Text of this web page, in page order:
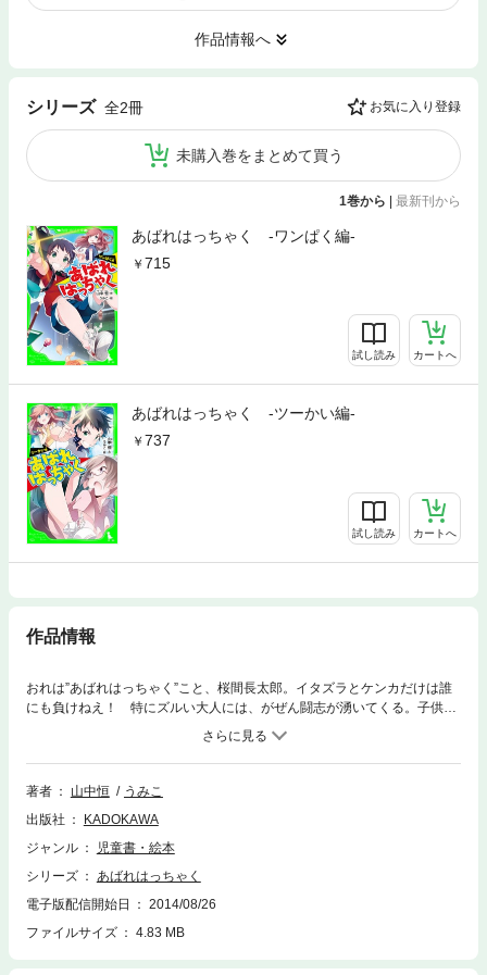
作品情報へ
シリーズ 全2冊 お気に入り登録
未購入巻をまとめて買う
1巻から | 最新刊から
あばれはっちゃく ‐ワンぱく編‐
715
試し読み カートへ
あばれはっちゃく ‐ツーかい編‐
737
試し読み カートへ
作品情報
おれは”あばれはっちゃく”こと、桜間長太郎。イタズラとケンカだけは誰
にも負けねえ！ 特にズルい大人には、がぜん闘志が湧いてくる。子供だ
と思って油断していると、痛い目みるぜ!? 全世代がはまった超名作！
【小学中級から ★★】この作品は2008年4月に小社より刊行された文庫
を分冊してふりがなをふり、一部を書きかえて読みやすくしたものです。
著者
山中恒
うみこ
出版社
KADOKAWA
ジャンル
児童書・絵本
シリーズ
あばれはっちゃく
電子版配信開始日
2014/08/26
ファイルサイズ
4.83 MB